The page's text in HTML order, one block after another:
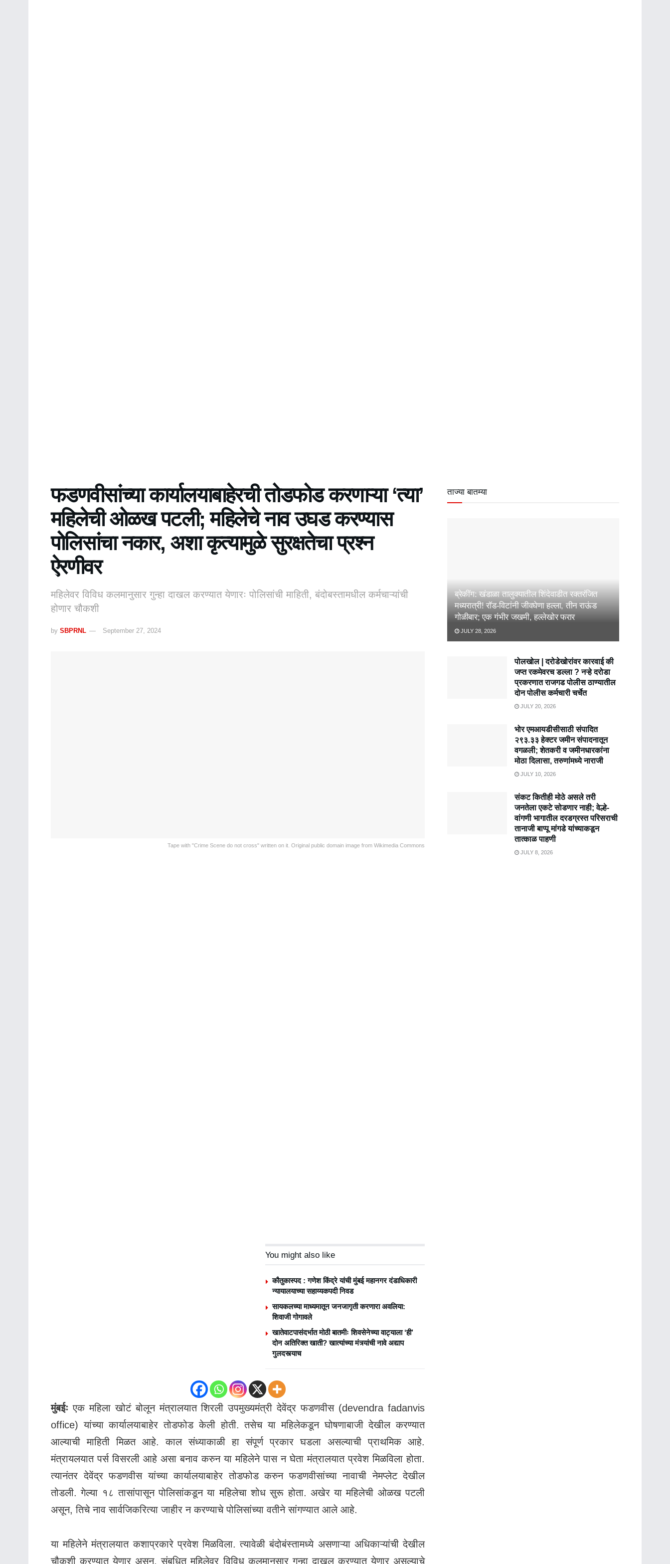
फडणवीसांच्या कार्यालयाबाहेरची तोडफोड करणाऱ्या ‘त्या’
महिलेची ओळख पटली; महिलेचे नाव उघड करण्यास
पोलिसांचा नकार, अशा कृत्यामुळे सुरक्षतेचा प्रश्न
ऐरणीवर
महिलेवर विविध कलमानुसार गुन्हा दाखल करण्यात येणारः पोलिसांची माहिती, बंदोबस्तामधील कर्मचाऱ्यांची
होणार चौकशी
by SBPRNL September 27, 2024
Tape with "Crime Scene do not cross" written on it. Original public domain image from Wikimedia Commons
You might also like
कौतुकास्पद : गणेश किंद्रे यांची मुंबई महानगर दंडाधिकारी
न्यायालयाच्या सहाय्यकपदी निवड
सायकलच्या माध्यमातून जनजागृती करणारा अवलिया:
शिवाजी गोगावले
खातेवाटपासंदर्भात मोठी बातमीः शिवसेनेच्या वाट्याला ‘ही’
दोन अतिरिक्त खाती? खात्यांच्या मंत्र्यांची नावे अद्याप
गुलदस्त्याच
मुंबईः एक महिला खोटं बोलून मंत्रालयात शिरली उपमुख्यमंत्री देवेंद्र फडणवीस (devendra fadanvis
office) यांच्या कार्यालयाबाहेर तोडफोड केली होती. तसेच या महिलेकडून घोषणाबाजी देखील करण्यात
आल्याची माहिती मिळत आहे. काल संध्याकाळी हा संपूर्ण प्रकार घडला असल्याची प्राथमिक आहे.
मंत्रायलयात पर्स विसरली आहे असा बनाव करुन या महिलेने पास न घेता मंत्रालयात प्रवेश मिळविला होता.
त्यानंतर देवेंद्र फडणवीस यांच्या कार्यालयाबाहेर तोडफोड करुन फडणवीसांच्या नावाची नेमप्लेट देखील
तोडली. गेल्या १८ तासांपासून पोलिसांकडून या महिलेचा शोध सुरू होता. अखेर या महिलेची ओळख पटली
असून, तिचे नाव सार्वजिकरित्या जाहीर न करण्याचे पोलिसांच्या वतीने सांगण्यात आले आहे.
या महिलेने मंत्रालयात कशाप्रकारे प्रवेश मिळविला. त्यावेळी बंदोबंस्तामध्ये असणाऱ्या अधिकाऱ्यांची देखील
चौकशी करण्यात येणार असून, संबधित महिलेवर विविध कलमानुसार गुन्हा दाखल करण्यात येणार असल्याचे
ताज्या बातम्या
ब्रेकींग: खंडाळा तालुक्यातील शिंदेवाडीत रक्तरंजित
मध्यरात्री! रॉड-विटांनी जीवघेणा हल्ला, तीन राऊंड
गोळीबार; एक गंभीर जखमी, हल्लेखोर फरार
JULY 28, 2026
पोलखोल | दरोडेखोरांवर कारवाई की
जप्त रकमेवरच डल्ला ? नऱ्हे दरोडा
प्रकरणात राजगड पोलीस ठाण्यातील
दोन पोलीस कर्मचारी चर्चेत
JULY 20, 2026
भोर एमआयडीसीसाठी संपादित
२९३.३३ हेक्टर जमीन संपादनातून
वगळली; शेतकरी व जमीनधारकांना
मोठा दिलासा, तरुणांमध्ये नाराजी
JULY 10, 2026
संकट कितीही मोठे असले तरी
जनतेला एकटे सोडणार नाही; वेल्हे-
वांगणी भागातील दरडग्रस्त परिसराची
तानाजी बाप्पू मांगडे यांच्याकडून
तात्काळ पाहणी
JULY 8, 2026